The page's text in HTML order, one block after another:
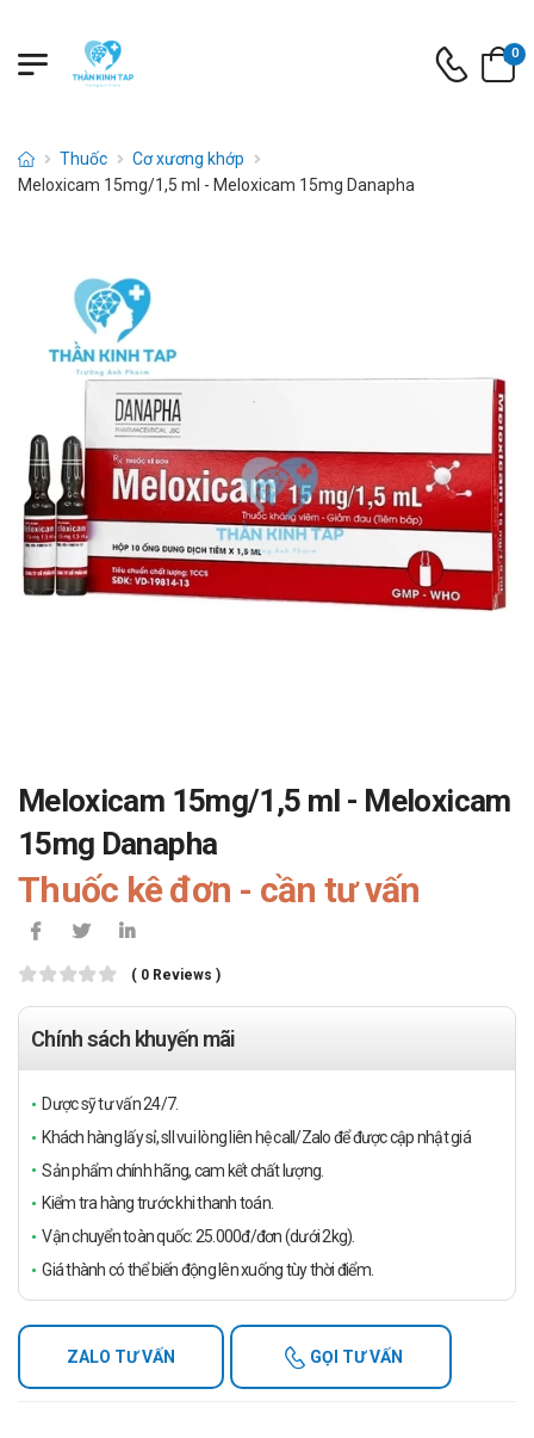
0
Thuốc
Cơ xương khớp
Meloxicam 15mg/1,5 ml - Meloxicam 15mg Danapha
Meloxicam 15mg/1,5 ml - Meloxicam
15mg Danapha
Thuốc kê đơn - cần tư vấn
( 0 Reviews )
Chính sách khuyến mãi
Dược sỹ tư vấn 24/7.
Khách hàng lấy sỉ, sll vui lòng liên hệ call/Zalo để được cập nhật giá
Sản phẩm chính hãng, cam kết chất lượng.
Kiểm tra hàng trước khi thanh toán.
Vận chuyển toàn quốc: 25.000đ/đơn (dưới 2kg).
Giá thành có thể biến động lên xuống tùy thời điểm.
ZALO TƯ VẤN GỌI TƯ VẤN